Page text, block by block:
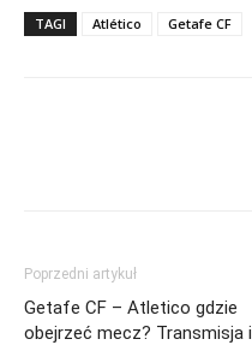
TAGI Atlético Getafe CF
Poprzedni artykuł
Getafe CF – Atletico gdzie
obejrzeć mecz? Transmisja i